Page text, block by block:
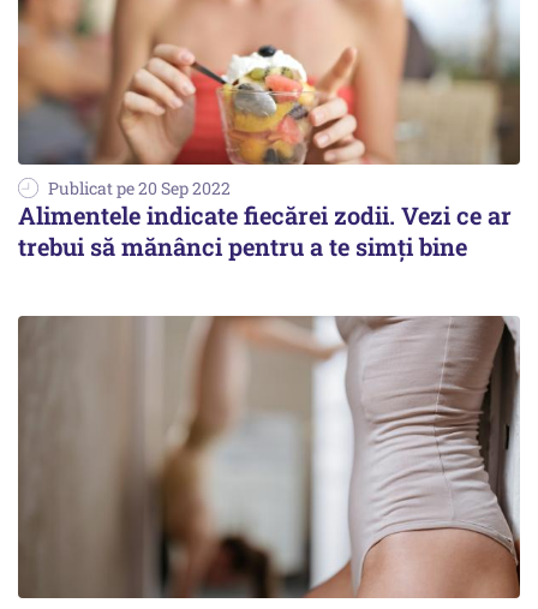
Publicat pe 20 Sep 2022
Alimentele indicate fiecărei zodii. Vezi ce ar
trebui să mănânci pentru a te simți bine